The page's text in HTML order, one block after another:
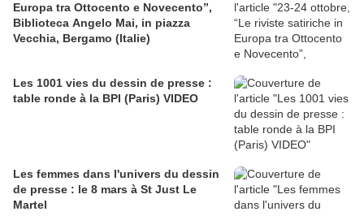
Europa tra Ottocento e Novecento”,
Biblioteca Angelo Mai, in piazza
Vecchia, Bergamo (Italie)
Les 1001 vies du dessin de presse :
table ronde à la BPI (Paris) VIDEO
Les femmes dans l'univers du dessin
de presse : le 8 mars à St Just Le
Martel